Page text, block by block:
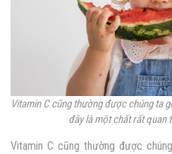
Vitamin C cũng thường được chúng ta
đây là một chất rất quan
Vitamin C cũng thường được